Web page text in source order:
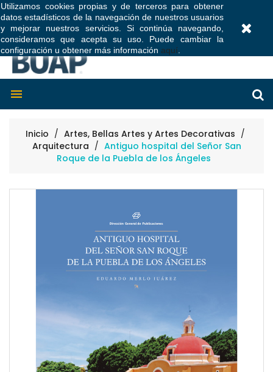
Utilizamos cookies propias y de terceros para obtener
datos estadísticos de la navegación de nuestros usuarios
y mejorar nuestros servicios. Si continúa navegando,
consideramos que acepta su uso. Puede cambiar la
configuración u obtener más información aquí

Inicio
Artes, Bellas Artes y Artes Decorativas
Arquitectura
Antiguo hospital del Señor San
Roque de la Puebla de los Ángeles